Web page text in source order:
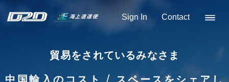
Sign In Contact
貿易をされているみなさま
中国輸入のコスト / スペースをシェアし